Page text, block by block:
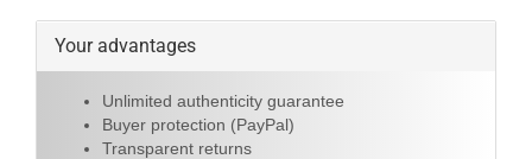
Your advantages
Unlimited authenticity guarantee
Buyer protection (PayPal)
Transparent returns